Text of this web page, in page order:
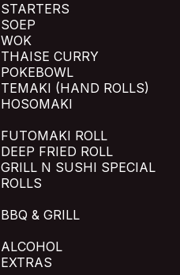
STARTERS
SOEP
WOK
THAISE CURRY
POKEBOWL
TEMAKI (HAND ROLLS)
HOSOMAKI
FUTOMAKI ROLL
DEEP FRIED ROLL
GRILL N SUSHI SPECIAL
ROLLS
BBQ & GRILL
ALCOHOL
EXTRAS